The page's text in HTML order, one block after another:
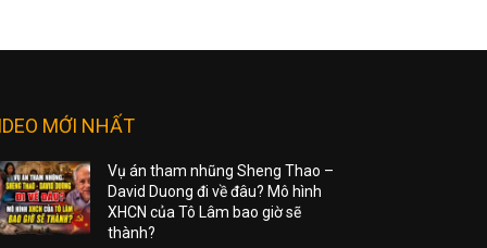
MỚI NHẤT
Vụ án tham nhũng Sheng Thao –
David Duong đi về đâu? Mô hình
XHCN của Tô Lâm bao giờ sẽ
thành?